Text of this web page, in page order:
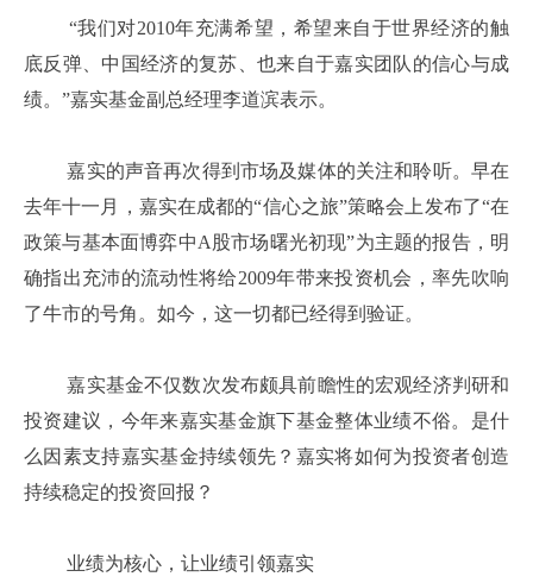
“我们对2010年充满希望，希望来自于世界经济的触
底反弹、中国经济的复苏、也来自于嘉实团队的信心与成
绩。”嘉实基金副总经理李道滨表示。
嘉实的声音再次得到市场及媒体的关注和聆听。早在
去年十一月，嘉实在成都的“信心之旅”策略会上发布了“在
政策与基本面博弈中A 股市场曙光初现”为主题的报告，明
确指出充沛的流动性将给2009年带来投资机会，率先吹响
了牛市的号角。如今，这一切都已经得到验证。
嘉实基金不仅数次发布颇具前瞻性的宏观经济判研和
投资建议，今年来嘉实基金旗下基金整体业绩不俗。是什
么因素支持嘉实基金持续领先？嘉实将如何为投资者创造
持续稳定的投资回报？
业绩为核心，让业绩引领嘉实